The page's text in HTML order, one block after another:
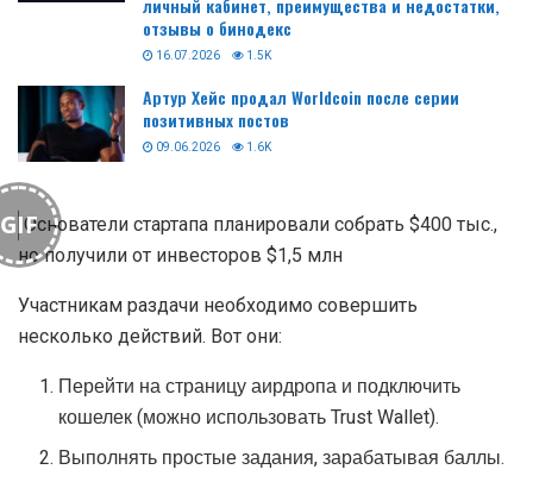
отзывы о бинодекс
16.07.2026 1.5K
Артур Хейс продал Worldcoin после серии
позитивных постов
09.06.2026 1.6K
GIFОснователи стартапа планировали собрать $400 тыс.,
но получили от инвесторов $1,5 млн
Участникам раздачи необходимо совершить
несколько действий. Вот они:
Перейти на страницу аирдропа и подключить
кошелек (можно использовать Trust Wallet).
Выполнять простые задания, зарабатывая баллы.